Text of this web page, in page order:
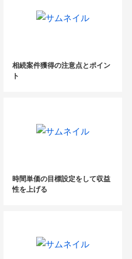
相続案件獲得の注意点とポイン
ト
時間単価の目標設定をして収益
性を上げる